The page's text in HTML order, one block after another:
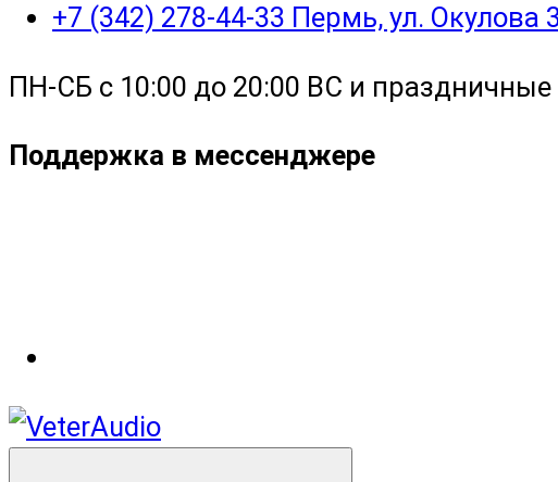
+7 (342) 278-44-33 Пермь, ул. Окулова
ПН-СБ с 10:00 до 20:00 ВС и праздничные
Поддержка в мессенджере